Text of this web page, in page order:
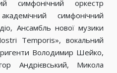
симфонічний оркестр
симфонічний
Ансамбль нової музики
Temporis», вокальний
Володимир Шейко,
Андрієвський, Микола